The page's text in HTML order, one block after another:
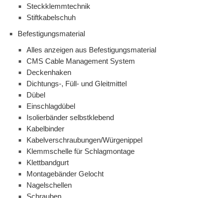
Steckklemmtechnik
Stiftkabelschuh
Befestigungsmaterial
Alles anzeigen aus Befestigungsmaterial
CMS Cable Management System
Deckenhaken
Dichtungs-, Füll- und Gleitmittel
Dübel
Einschlagdübel
Isolierbänder selbstklebend
Kabelbinder
Kabelverschraubungen/Würgenippel
Klemmschelle für Schlagmontage
Klettbandgurt
Montagebänder Gelocht
Nagelschellen
Schrauben